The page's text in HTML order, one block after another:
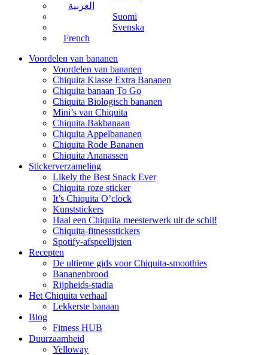
العربية
Suomi
Svenska
French
Voordelen van bananen
Voordelen van bananen
Chiquita Klasse Extra Bananen
Chiquita banaan To Go
Chiquita Biologisch bananen
Mini’s van Chiquita
Chiquita Bakbanaan
Chiquita Appelbananen
Chiquita Rode Bananen
Chiquita Ananassen
Stickerverzameling
Likely the Best Snack Ever
Chiquita roze sticker
It’s Chiquita O’clock
Kunststickers
Haal een Chiquita meesterwerk uit de schil!
Chiquita-fitnessstickers
Spotify-afspeellijsten
Recepten
De ultieme gids voor Chiquita-smoothies
Bananenbrood
Rijpheids-stadia
Het Chiquita verhaal
Lekkerste banaan
Blog
Fitness HUB
Duurzaamheid
Yelloway